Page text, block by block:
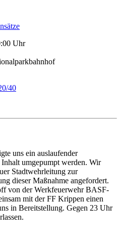
Uhr
40
uns ein auslaufender
umgepumpt werden. Wir
Stadtwehrleitung zur
dieser Maßnahme angefordert.
von der Werkfeuerwehr BASF-
mit der FF Krippen einen
in Bereitstellung. Gegen 23 Uhr